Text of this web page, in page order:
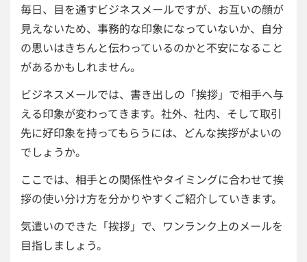
毎日、目を通すビジネスメールですが、お互いの顔が
見えないため、事務的な印象になっていないか、自分
の思いはきちんと伝わっているのかと不安になること
があるかもしれません。
ビジネスメールでは、書き出しの「挨拶」で相手へ与
える印象が変わってきます。社外、社内、そして取引
先に好印象を持ってもらうには、どんな挨拶がよいの
でしょうか。
ここでは、相手との関係性やタイミングに合わせて挨
拶の使い分け方を分かりやすくご紹介していきます。
気遣いのできた「挨拶」で、ワンランク上のメールを
目指しましょう。